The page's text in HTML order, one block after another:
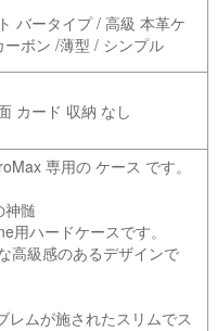
バータイプ / 高級 本革ケ
ボン /薄型 / シンプル
カード 収納 なし
専用の ケース です。
神髄
用ハードケースです。
高級感のあるデザインで
レムが施されたスリムでス